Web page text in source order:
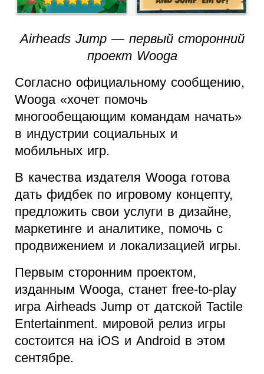
Airheads Jump — первый сторонний
проект Wooga
Согласно официальному сообщению,
Wooga «хочет помочь
многообещающим командам начать»
в индустрии социальных и
мобильных игр.
В качества издателя Wooga готова
дать фидбек по игровому концепту,
предложить свои услуги в дизайне,
маркетинге и аналитике, помочь с
продвижением и локализацией игры.
Первым сторонним проектом,
изданным Wooga, станет free-to-play
игра Airheads Jump от датской Tactile
Entertainment. мировой релиз игры
состоится на iOS и Android в этом
сентябре.